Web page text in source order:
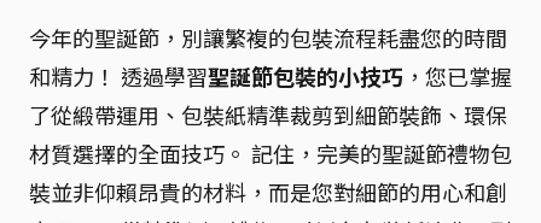
今年的聖誕節，別讓繁複的包裝流程耗盡您的時間
和精力！ 透過學習聖誕節包裝的小技巧 ，您已掌握
了從緞帶運用、包裝紙精準裁剪到細節裝飾、環保
材質選擇的全面技巧。 記住，完美的聖誕節禮物包
裝並非仰賴昂貴的材料，而是您對細節的用心和創